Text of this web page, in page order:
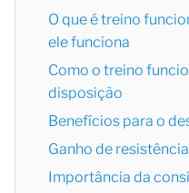
O que é treino
ele funciona
Como o treino
disposição
Benefícios para o
Ganho de
Importância da